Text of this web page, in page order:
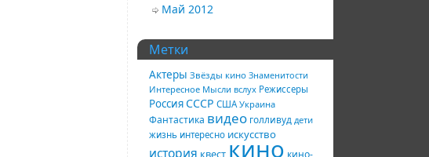
Май 2012
Метки
Актеры Звёзды кино Знаменитости
Интересное Мысли вслух Режиссеры
Россия СССР США Украина
Фантастика видео голливуд дети
жизнь интересно искусство
история квесткино кино-